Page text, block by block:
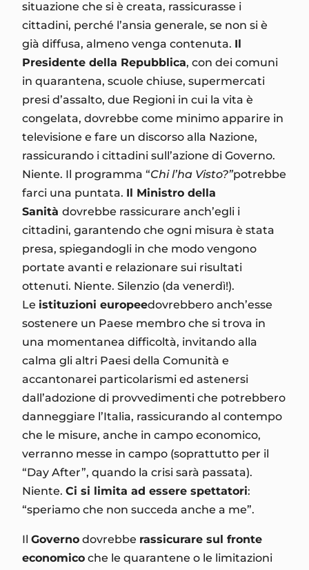
situazione che si è creata, rassicurasse i
cittadini, perché l’ansia generale, se non si è
già diffusa, almeno venga contenuta. Il
Presidente della Repubblica, con dei comuni
in quarantena, scuole chiuse, supermercati
presi d’assalto, due Regioni in cui la vita è
congelata, dovrebbe come minimo apparire in
televisione e fare un discorso alla Nazione,
rassicurando i cittadini sull’azione di Governo.
Niente. Il programma “Chi l’ha Visto?”potrebbe
farci una puntata. Il Ministro della
Sanità dovrebbe rassicurare anch’egli i
cittadini, garantendo che ogni misura è stata
presa, spiegandogli in che modo vengono
portate avanti e relazionare sui risultati
ottenuti. Niente. Silenzio (da venerdì!).
Le istituzioni europeedovrebbero anch’esse
sostenere un Paese membro che si trova in
una momentanea difficoltà, invitando alla
calma gli altri Paesi della Comunità e
accantonarei particolarismi ed astenersi
dall’adozione di provvedimenti che potrebbero
danneggiare l’Italia, rassicurando al contempo
che le misure, anche in campo economico,
verranno messe in campo (soprattutto per il
“Day After”, quando la crisi sarà passata).
Niente. Ci si limita ad essere spettatori:
“speriamo che non succeda anche a me”.
Il Governo dovrebbe rassicurare sul fronte
economico che le quarantene o le limitazioni